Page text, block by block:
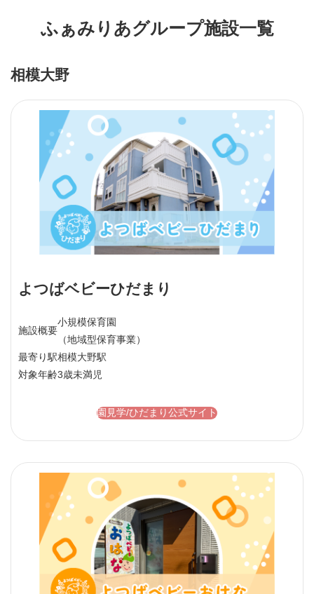
ふぁみりあグループ施設一覧
相模大野
よつばベビーひだまり
施設概要
小規模保育園
（地域型保育事業）
最寄り駅相模大野駅
対象年齢3歳未満児
園見学/ひだまり公式サイト